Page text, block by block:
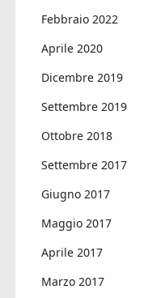
Febbraio 2022
Aprile 2020
Dicembre 2019
Settembre 2019
Ottobre 2018
Settembre 2017
Giugno 2017
Maggio 2017
Aprile 2017
Marzo 2017